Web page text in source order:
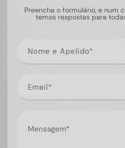
Preencha o formulário, e num
temos respostas para